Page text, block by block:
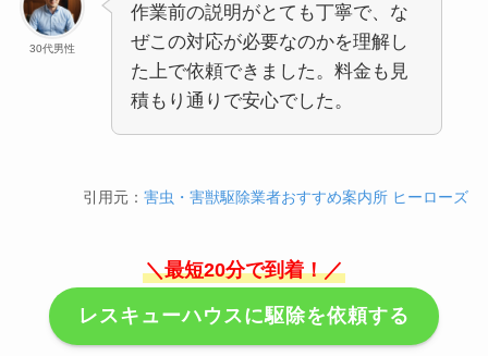
30代男性
作業前の説明がとても丁寧で、な
ぜこの対応が必要なのかを理解し
た上で依頼できました。料金も見
積もり通りで安心でした。
引用元：害虫・害獣駆除業者おすすめ案内所 ヒーローズ
＼最短20分で到着！／
レスキューハウスに駆除を依頼する